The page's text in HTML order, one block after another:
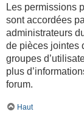
Les permissions
sont accordées
administrateurs
de pièces jointes
groupes
plus
forum.
Haut